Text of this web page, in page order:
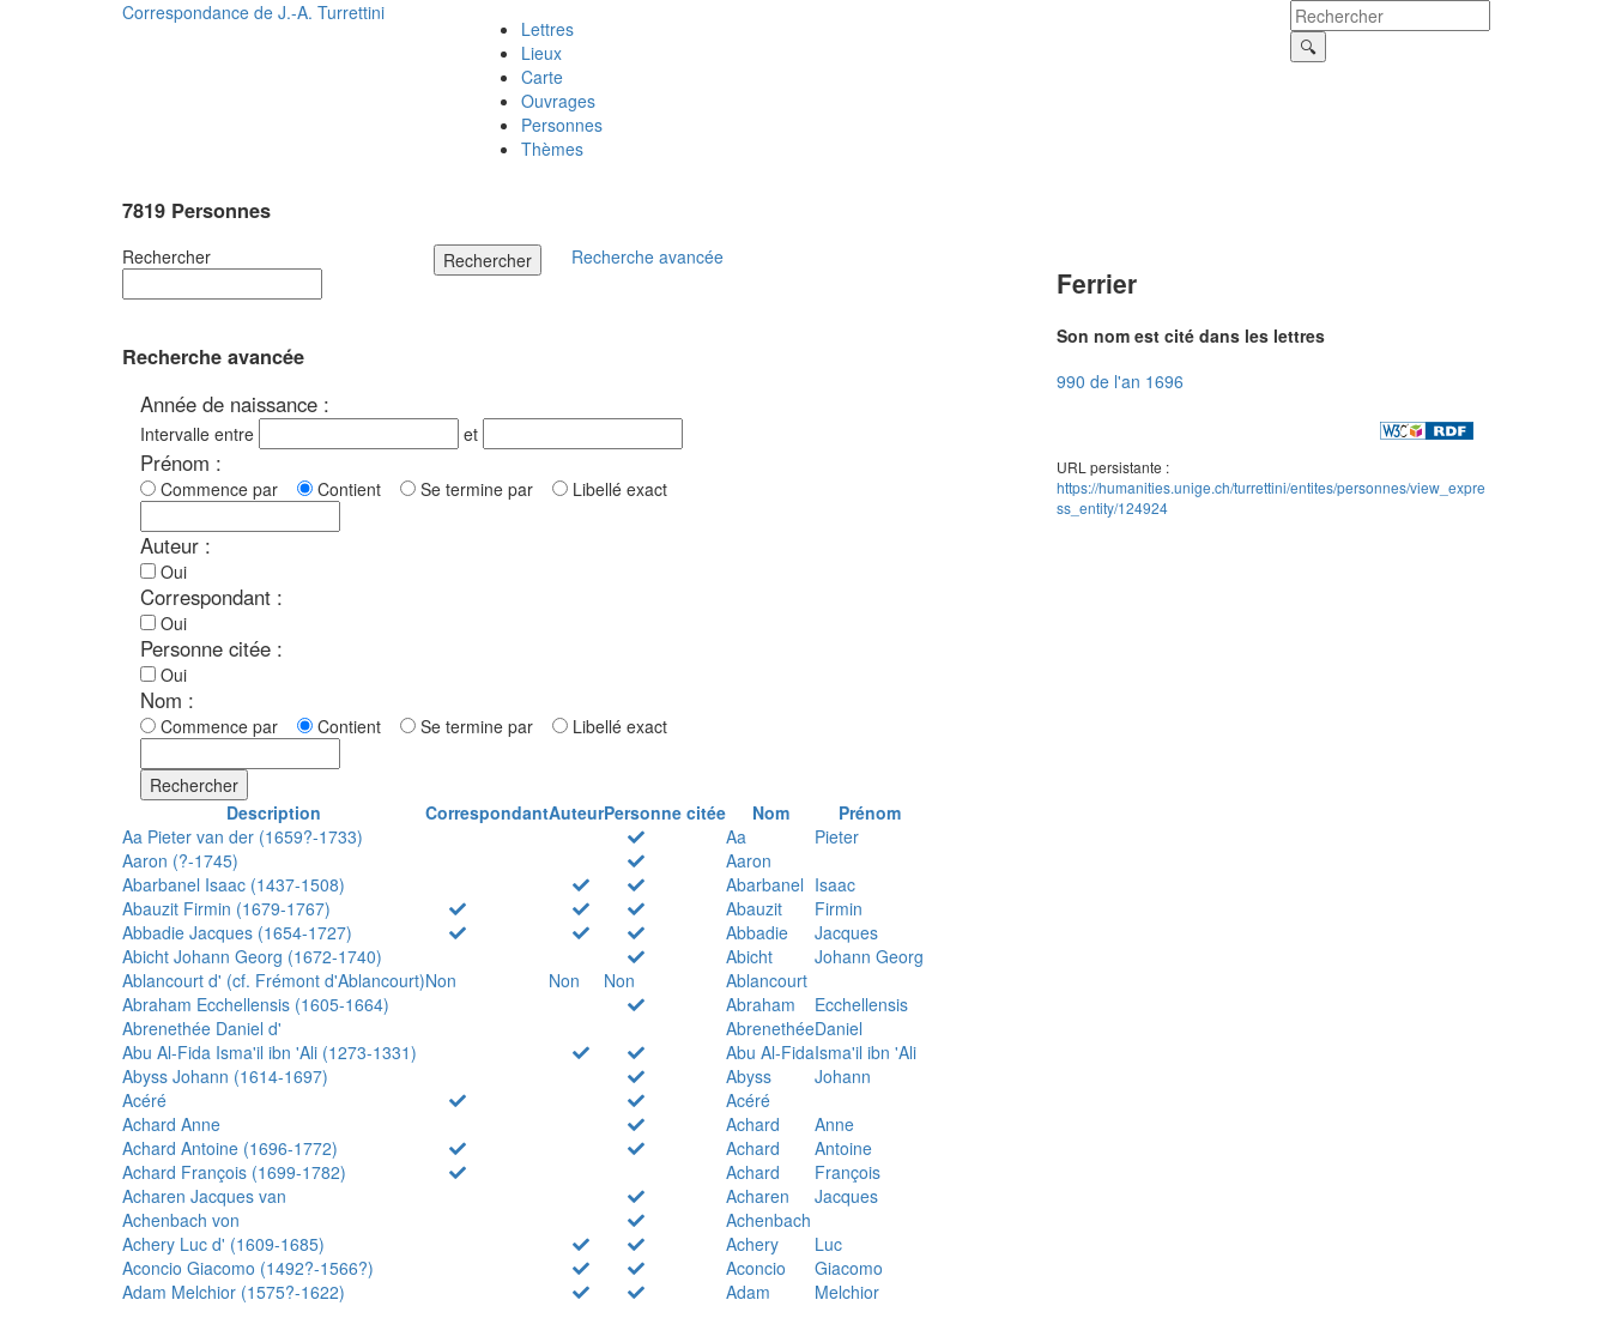
Correspondance de J.-A. Turrettini
Lettres
Lieux
Carte
Ouvrages
Personnes
Thèmes
7819 Personnes
Rechercher Rechercher Recherche avancée
Recherche avancée
Année de naissance :
Intervalle entre et
Prénom :
Commence par Contient Se termine par Libellé exact
Auteur :
Oui
Correspondant :
Oui
Personne citée :
Oui
Nom :
Commence par Contient Se termine par Libellé exact
Rechercher
Description
CorrespondantAuteurPersonne citée Nom
Prénom
Aa Pieter van der (1659?-1733)
Aa
Pieter
Aaron (?-1745)
Aaron
Abarbanel Isaac (1437-1508)
Abarbanel Isaac
Abauzit Firmin (1679-1767)
Abauzit
Firmin
Abbadie Jacques (1654-1727)
Abbadie
Jacques
Abicht Johann Georg (1672-1740)
Abicht
Johann Georg
Ablancourt d' (cf. Frémont d'Ablancourt)Non Non Non
Ablancourt
Abraham Ecchellensis (1605-1664)
Abraham
Ecchellensis
Abrenethée Daniel d'
AbrenethéeDaniel
Abu Al-Fida Isma'il ibn 'Ali (1273-1331)
Abu Al-FidaIsma'il ibn 'Ali
Abyss Johann (1614-1697)
Abyss
Johann
Acéré
Acéré
Achard Anne
Achard
Anne
Achard Antoine (1696-1772)
Achard
Antoine
Achard François (1699-1782)
Achard
François
Acharen Jacques van
Acharen
Jacques
Achenbach von
Achenbach
Achery Luc d' (1609-1685)
Achery
Luc
Aconcio Giacomo (1492?-1566?)
Aconcio
Giacomo
Adam Melchior (1575?-1622)
Adam
Melchior
Ferrier
Son nom est cité dans les lettres
990 de l'an 1696
URL persistante :
https://humanities.unige.ch/turrettini/entites/personnes/view_expre
ss_entity/124924